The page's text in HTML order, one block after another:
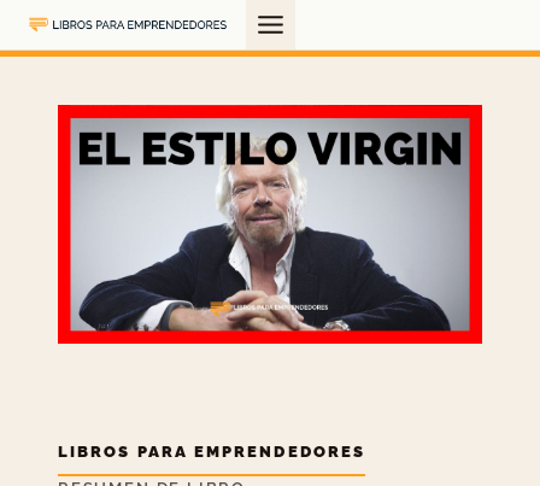
Saltar
al
LIBROS PARA EMPRENDEDORES